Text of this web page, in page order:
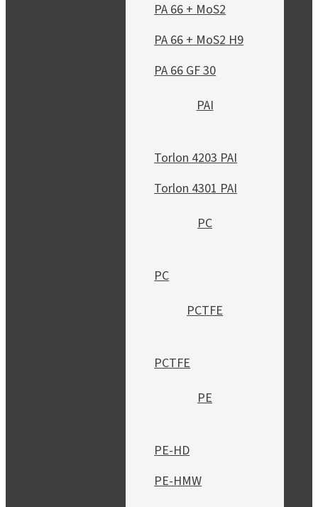
PA 66 + MoS2
PA 66 + MoS2 H9
PA 66 GF 30
PAI
Torlon 4203 PAI
Torlon 4301 PAI
PC
PC
PCTFE
PCTFE
PE
PE-HD
PE-HMW